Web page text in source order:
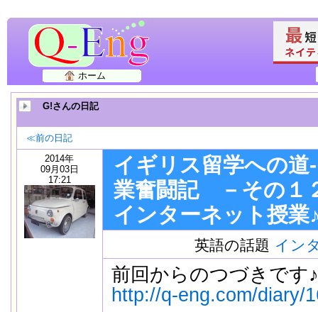
ホーム
G!さんの日記
≪前の日記
2014年
09月03日
17:21
イギリス留学への
業奮闘記 －その１
インターネット授業
英語の話題 イン
前回からのつづきです♪
http://q-eng.com/diary/